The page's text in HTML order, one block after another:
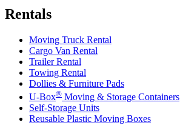
Rentals
Moving Truck Rental
Cargo Van Rental
Trailer Rental
Towing Rental
Dollies & Furniture Pads
U-Box® Moving & Storage Containers
Self-Storage Units
Reusable Plastic Moving Boxes